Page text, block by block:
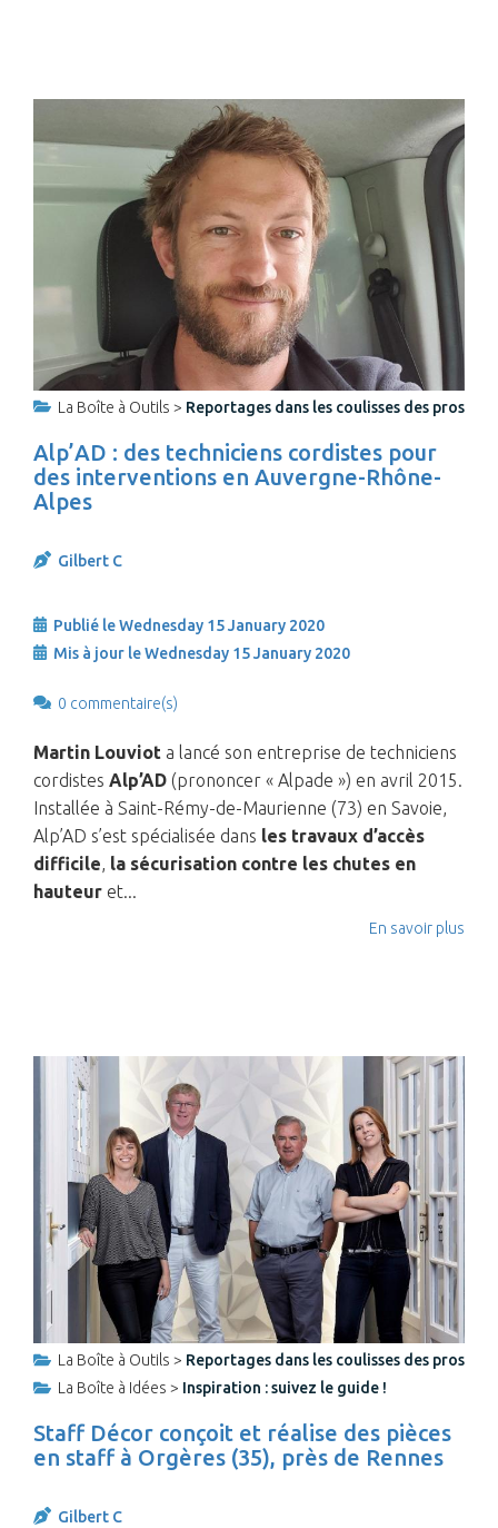
La Boîte à Outils > Reportages dans les coulisses des pros
Alp’AD : des techniciens cordistes pour
des interventions en Auvergne-Rhône-
Alpes
Gilbert C
Publié le Wednesday 15 January 2020
Mis à jour le Wednesday 15 January 2020
0 commentaire(s)
Martin Louviot a lancé son entreprise de techniciens
cordistes Alp’AD (prononcer « Alpade ») en avril 2015.
Installée à Saint-Rémy-de-Maurienne (73) en Savoie,
Alp’AD s’est spécialisée dans les travaux d’accès
difficile, la sécurisation contre les chutes en
hauteur et...
En savoir plus
La Boîte à Outils > Reportages dans les coulisses des pros
La Boîte à Idées > Inspiration : suivez le guide !
Staff Décor conçoit et réalise des pièces
en staff à Orgères (35), près de Rennes
Gilbert C